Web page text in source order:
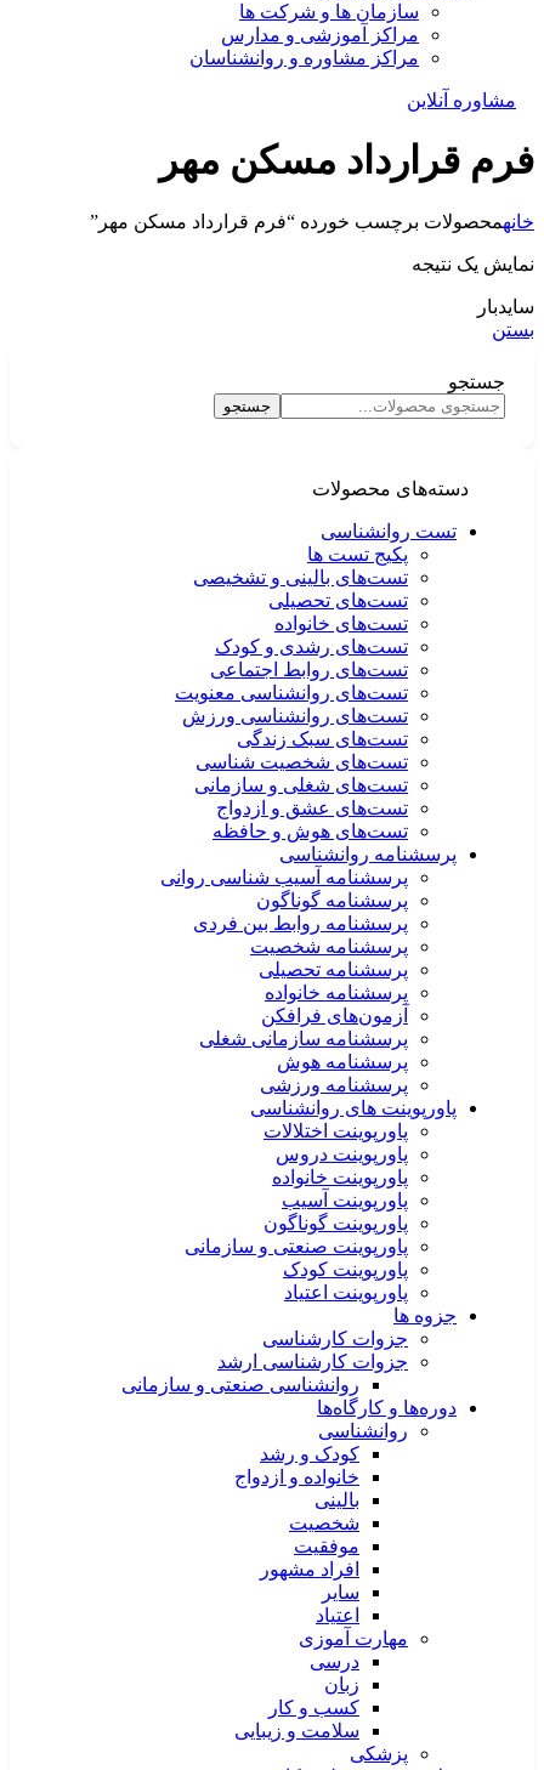
سازمان ها و شرکت ها
مراکز آموزشی و مدارس
مراکز مشاوره و روانشناسان
مشاوره آنلاین
فرم قرارداد مسکن مهر
خانهمحصولات برچسب خورده “فرم قرارداد مسکن مهر”
نمایش یک نتیجه
سایدبار
بستن
جستجو
جستجو
دسته‌های محصولات
تست روانشناسی
پکیج تست ها
تست‌های بالینی و تشخیصی
تست‌های تحصیلی
تست‌های خانواده
تست‌های رشدی و کودک
تست‌های روابط اجتماعی
تست‌های روانشناسی معنویت
تست‌های روانشناسی ورزش
تست‌های سبک زندگی
تست‌های شخصیت شناسی
تست‌های شغلی و سازمانی
تست‌های عشق و ازدواج
تست‌های هوش و حافظه
پرسشنامه روانشناسی
پرسشنامه آسیب شناسی روانی
پرسشنامه گوناگون
پرسشنامه روابط بین فردی
پرسشنامه شخصیت
پرسشنامه تحصیلی
پرسشنامه خانواده
آزمون‌های فرافکن
پرسشنامه سازمانی شغلی
پرسشنامه هوش
پرسشنامه ورزشی
پاورپوینت های روانشناسی
پاورپوینت اختلالات
پاورپوینت دروس
پاورپوینت خانواده
پاورپوینت آسیب
پاورپوینت گوناگون
پاورپوینت صنعتی و سازمانی
پاورپوینت کودک
پاورپوینت اعتیاد
جزوه ها
جزوات کارشناسی
جزوات کارشناسی ارشد
روانشناسی صنعتی و سازمانی
دوره‌ها و کارگاه‌ها
روانشناسی
کودک و رشد
خانواده و ازدواج
بالینی
شخصیت
موفقیت
افراد مشهور
سایر
اعتیاد
مهارت آموزی
درسی
زبان
کسب و کار
سلامت و زیبایی
پزشکی